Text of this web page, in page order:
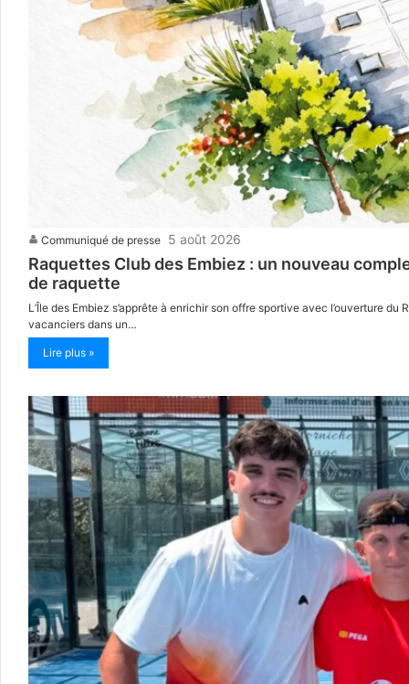
Communiqué de presse 5 août 2026
Raquettes Club des Embiez : un nouveau
de raquette
L’Île des Embiez s’apprête à enrichir son offre sportive avec l’ouverture
vacanciers dans un…
Lire plus »